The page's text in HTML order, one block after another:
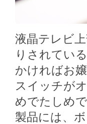
液晶テレビ
りされてい
かければお
スイッチが
めでたしめ
製品には、